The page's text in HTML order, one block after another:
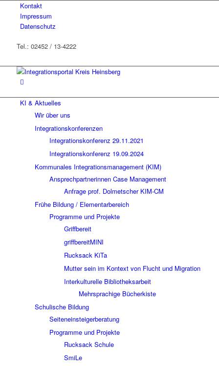
Kontakt
Impressum
Datenschutz
Tel.: 02452 / 13-4222
KI & Aktuelles
Wir über uns
Integrationskonferenzen
Integrationskonferenz 29.11.2021
Integrationskonferenz 19.09.2024
Kommunales Integrationsmanagement (KIM)
Ansprechpartnerinnen Case Management
Anfrage prof. Dolmetscher KIM-CM
Frühe Bildung / Elementarbereich
Programme und Projekte
Griffbereit
griffbereitMINI
Rucksack KiTa
Mutter sein im Kontext von Flucht und Migration
Interkulturelle Bibliotheksarbeit
Mehrsprachige Bücherkiste
Schulische Bildung
Seiteneinsteigerberatung
Programme und Projekte
Rucksack Schule
SmiLe